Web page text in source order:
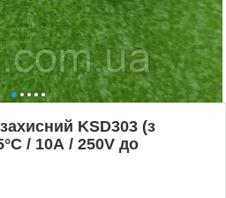
KSD303 (з
/ 10А / 250V до